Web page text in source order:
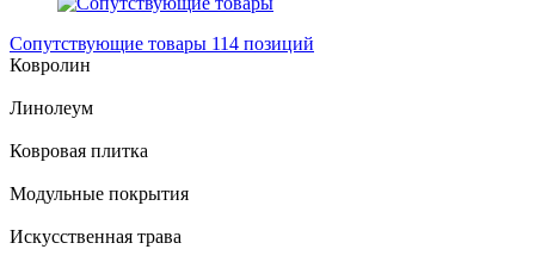
Сопутствующие товары 114 позиций
Ковролин
Линолеум
Ковровая плитка
Модульные покрытия
Искусственная трава